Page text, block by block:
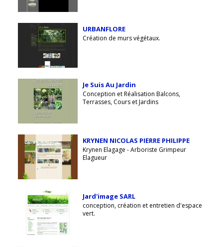
URBANFLORE
Création de murs végétaux.
Je Suis Au Jardin
Conception et Réalisation Balcons,
Terrasses, Cours et Jardins
KRYNEN NICOLAS PIERRE PHILIPPE
Krynen Elagage - Arboriste Grimpeur
Elagueur
Jard'image SARL
conception, création et entretien d'espace
vert.